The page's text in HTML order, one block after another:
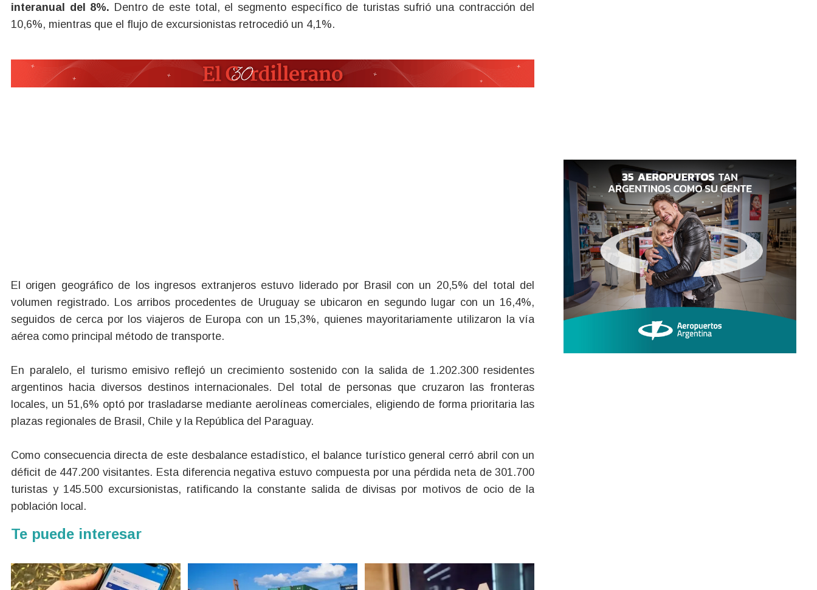
interanual del 8%. Dentro de este total, el segmento específico de turistas sufrió una contracción del
10,6%, mientras que el flujo de excursionistas retrocedió un 4,1%.
El origen geográfico de los ingresos extranjeros estuvo liderado por Brasil con un 20,5% del total del
volumen registrado. Los arribos procedentes de Uruguay se ubicaron en segundo lugar con un 16,4%,
seguidos de cerca por los viajeros de Europa con un 15,3%, quienes mayoritariamente utilizaron la vía
aérea como principal método de transporte.
En paralelo, el turismo emisivo reflejó un crecimiento sostenido con la salida de 1.202.300 residentes
argentinos hacia diversos destinos internacionales. Del total de personas que cruzaron las fronteras
locales, un 51,6% optó por trasladarse mediante aerolíneas comerciales, eligiendo de forma prioritaria las
plazas regionales de Brasil, Chile y la República del Paraguay.
Como consecuencia directa de este desbalance estadístico, el balance turístico general cerró abril con un
déficit de 447.200 visitantes. Esta diferencia negativa estuvo compuesta por una pérdida neta de 301.700
turistas y 145.500 excursionistas, ratificando la constante salida de divisas por motivos de ocio de la
población local.
Te puede interesar